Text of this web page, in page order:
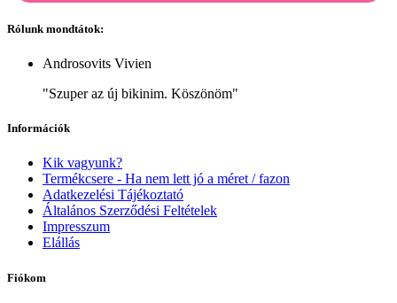
Rólunk mondtátok:
Androsovits Vivien
"Szuper az új bikinim. Köszönöm"
Információk
Kik vagyunk?
Termékcsere - Ha nem lett jó a méret / fazon
Adatkezelési Tájékoztató
Általános Szerződési Feltételek
Impresszum
Elállás
Fiókom